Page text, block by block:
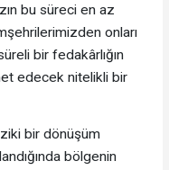
bu süreci en az
onları
bir fedakârlığın
edecek nitelikli bir
bir dönüşüm
bölgenin